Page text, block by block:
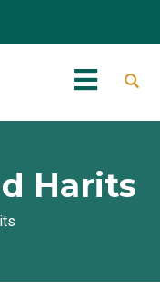
Harits